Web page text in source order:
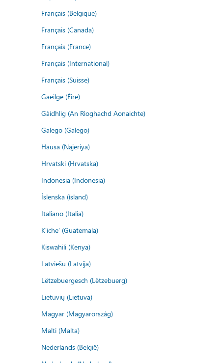
Français (Belgique)
Français (Canada)
Français (France)
Français (International)
Français (Suisse)
Gaeilge (Éire)
Gàidhlig (An Rìoghachd Aonaichte)
Galego (Galego)
Hausa (Najeriya)
Hrvatski (Hrvatska)
Indonesia (Indonesia)
Íslenska (ísland)
Italiano (Italia)
K'iche' (Guatemala)
Kiswahili (Kenya)
Latviešu (Latvija)
Lëtzebuergesch (Lëtzebuerg)
Lietuvių (Lietuva)
Magyar (Magyarország)
Malti (Malta)
Nederlands (België)